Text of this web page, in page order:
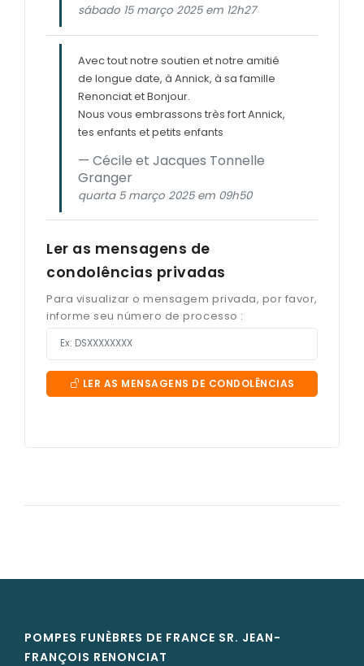
sábado 15 março 2025 em 12h27
Avec tout notre soutien et notre amitié
de longue date, à Annick, à sa famille
Renonciat et Bonjour.
Nous vous embrassons très fort Annick,
tes enfants et petits enfants
Cécile et Jacques Tonnelle
Granger
quarta 5 março 2025 em 09h50
Ler as mensagens de
condolências privadas
Para visualizar o mensagem privada, por favor,
informe seu número de processo :
LER AS MENSAGENS DE CONDOLÊNCIAS
POMPES FUNÈBRES DE FRANCE SR. JEAN-
FRANÇOIS RENONCIAT